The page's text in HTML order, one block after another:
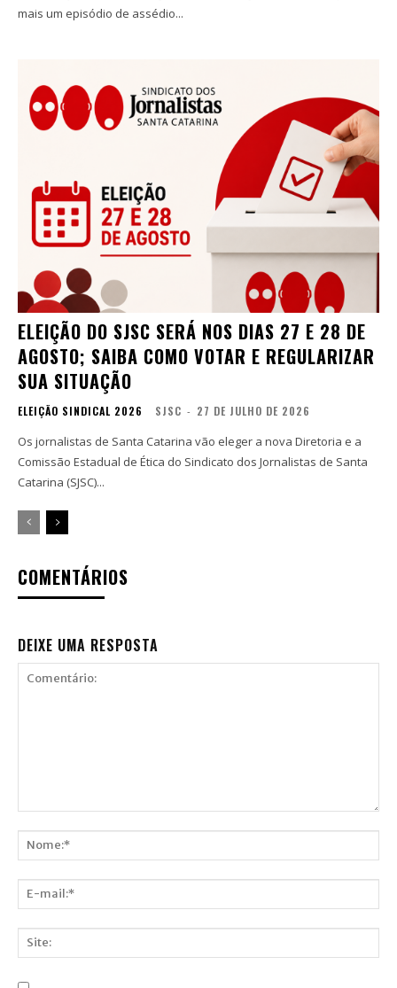
mais um episódio de assédio...
ELEIÇÃO DO SJSC SERÁ NOS DIAS 27 E 28 DE
AGOSTO; SAIBA COMO VOTAR E REGULARIZAR
SUA SITUAÇÃO
ELEIÇÃO SINDICAL 2026 SJSC - 27 DE JULHO DE 2026
Os jornalistas de Santa Catarina vão eleger a nova Diretoria e a
Comissão Estadual de Ética do Sindicato dos Jornalistas de Santa
Catarina (SJSC)...
COMENTÁRIOS
DEIXE UMA RESPOSTA
mail:*